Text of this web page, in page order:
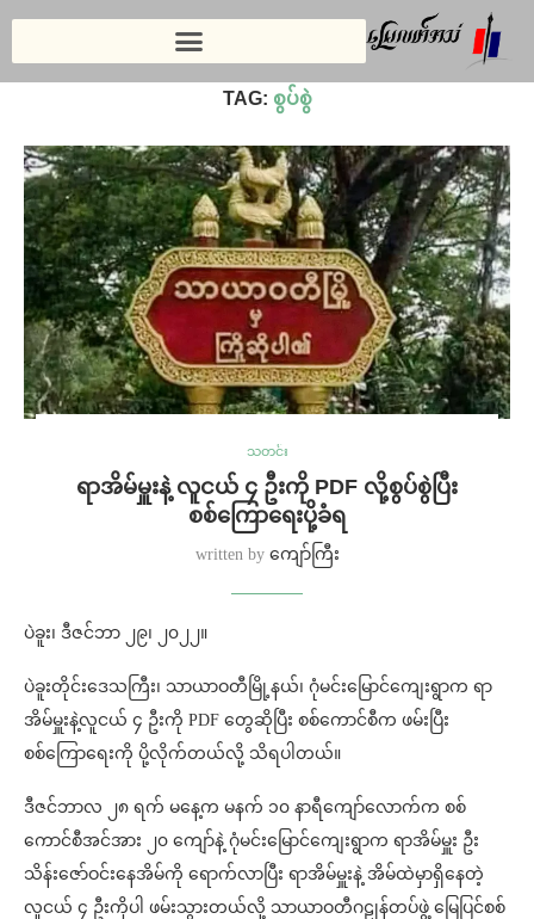
TAG: စွပ်စွဲ
သတင်း
ရာအိမ်မှူးနဲ့ လူငယ် ၄ ဦးကို PDF လို့စွပ်စွဲပြီး
စစ်ကြောရေးပို့ခံရ
written by ကျော်ကြီး
ပဲခူး၊ ဒီဇင်ဘာ ၂၉၊ ၂၀၂၂။
ပဲခူးတိုင်းဒေသကြီး၊ သာယာဝတီမြို့နယ်၊ ဂုံမင်းမြောင်ကျေးရွာက ရာ
အိမ်မှူးနဲ့လူငယ် ၄ ဦးကို PDF တွေဆိုပြီး စစ်ကောင်စီက ဖမ်းပြီး
စစ်ကြောရေးကို ပို့လိုက်တယ်လို့ သိရပါတယ်။
ဒီဇင်ဘာလ ၂၈ ရက် မနေ့က မနက် ၁၀ နာရီကျော်လောက်က စစ်
ကောင်စီအင်အား ၂၀ ကျော်နဲ့ ဂုံမင်းမြောင်ကျေးရွာက ရာအိမ်မှူး ဦး
သိန်းဇော်ဝင်းနေအိမ်ကို ရောက်လာပြီး ရာအိမ်မှူးနဲ့ အိမ်ထဲမှာရှိနေတဲ့
လူငယ် ၄ ဦးကိုပါ ဖမ်းသွားတယ်လို့ သာယာဝတီဂဠုန်တပ်ဖွဲ့ မြေပြင်စစ်